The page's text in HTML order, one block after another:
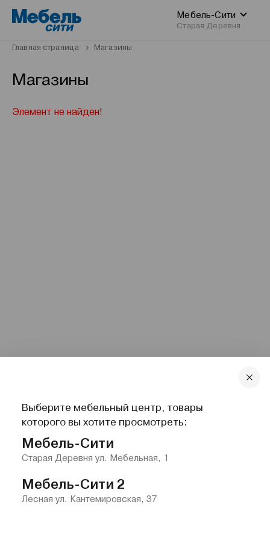
Мебель-Сити
Старая Деревня
Главная страница Магазины
Магазины
Элемент не найден!
Выберите мебельный центр, товары
которого вы хотите просмотреть:
Мебель-Сити
Старая Деревня ул. Мебельная, 1
Мебель-Сити 2
Лесная ул. Кантемировская, 37